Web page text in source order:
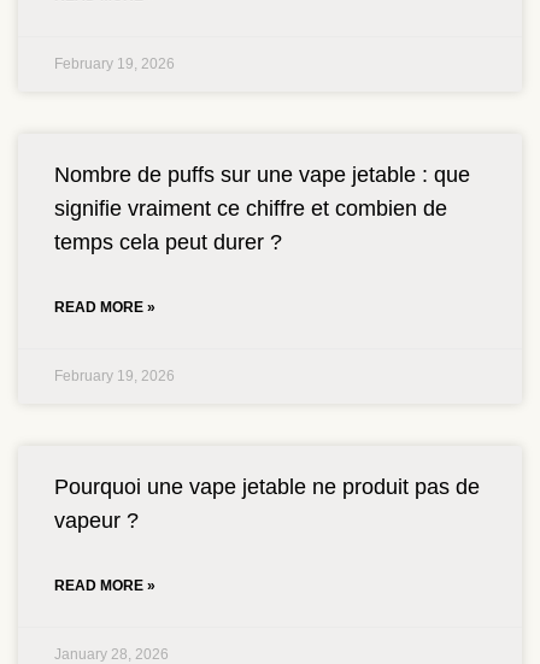
February 19, 2026
Nombre de puffs sur une vape jetable : que
signifie vraiment ce chiffre et combien de
temps cela peut durer ?
READ MORE »
February 19, 2026
Pourquoi une vape jetable ne produit pas de
vapeur ?
READ MORE »
January 28, 2026